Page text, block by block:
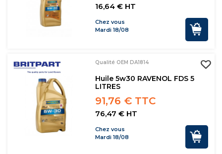
16,64 € HT
Chez vous
Mardi 18/08
Qualité OEM DA1814
Huile 5w30 RAVENOL FDS 5
LITRES
91,76 € TTC
76,47 € HT
Chez vous
Mardi 18/08